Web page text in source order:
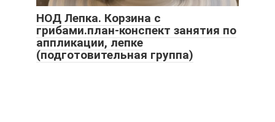
НОД Лепка. Корзина с
грибами.план-конспект занятия по
аппликации, лепке
(подготовительная группа)